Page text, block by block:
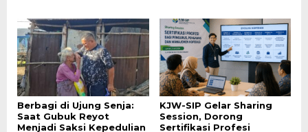
Berbagi di Ujung Senja:
Saat Gubuk Reyot
Menjadi Saksi Kepedulian
KJW-SIP Gelar Sharing
Session, Dorong
Sertifikasi Profesi